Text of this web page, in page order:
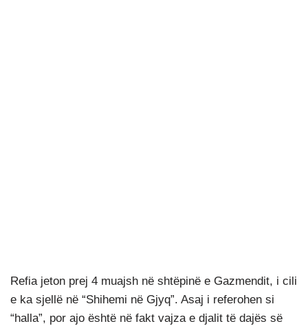
Refia jeton prej 4 muajsh në shtëpinë e Gazmendit, i cili
e ka sjellë në “Shihemi në Gjyq”. Asaj i referohen si
“halla”, por ajo është në fakt vajza e djalit të dajës së